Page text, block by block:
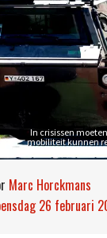
In crisissen
mobiliteit kunnen
Marc Horckmans
26 februari